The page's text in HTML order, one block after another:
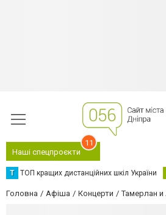
Наші спецпроєкти
11
Т ТОП кращих дистанційних шкіл України
Головна Афіша Концерти Тамерлан и